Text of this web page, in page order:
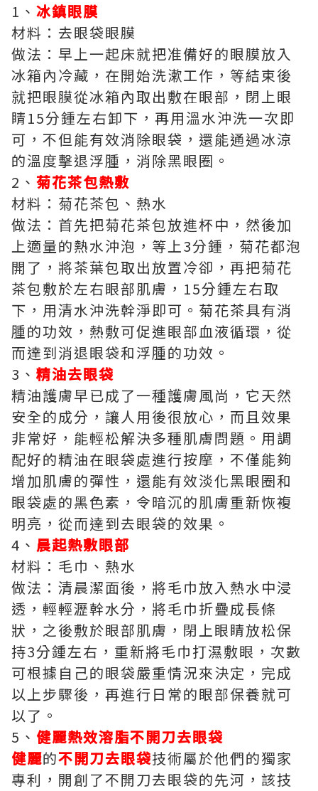
1、 冰鎮眼膜
材料：去眼袋眼膜
做法：早上一起床就把准備好的眼膜放入
冰箱內冷藏，在開始洗漱工作，等結束後
就把眼膜從冰箱內取出敷在眼部，閉上眼
睛15分鍾左右卸下，再用溫水沖洗一次即
可，不但能有效消除眼袋，還能通過冰涼
的溫度擊退浮腫，消除黑眼圈。
2、 菊花茶包熱敷
材料：菊花茶包、熱水
做法：首先把菊花茶包放進杯中，然後加
上適量的熱水沖泡，等上3分鍾，菊花都泡
開了，將茶葉包取出放置冷卻，再把菊花
茶包敷於左右眼部肌膚，15分鍾左右取
下，用清水沖洗幹淨即可。菊花茶具有消
腫的功效，熱敷可促進眼部血液循環，從
而達到消退眼袋和浮腫的功效。
3、 精油去眼袋
精油護膚早已成了一種護膚風尚，它天然
安全的成分，讓人用後很放心，而且效果
非常好，能輕松解決多種肌膚問題。用調
配好的精油在眼袋處進行按摩，不僅能夠
增加肌膚的彈性，還能有效淡化黑眼圈和
眼袋處的黑色素，令暗沉的肌膚重新恢複
明亮，從而達到去眼袋的效果。
4、 晨起熱敷眼部
材料：毛巾、熱水
做法：清晨潔面後，將毛巾放入熱水中浸
透，輕輕瀝幹水分，將毛巾折疊成長條
狀，之後敷於眼部肌膚，閉上眼睛放松保
持3分鍾左右，重新將毛巾打濕敷眼，次數
可根據自己的眼袋嚴重情況來決定，完成
以上步驟後，再進行日常的眼部保養就可
以了。
5、 健麗熱效溶脂不開刀去眼袋
健麗的不開刀去眼袋技術屬於他們的獨家
專利，開創了不開刀去眼袋的先河，該技